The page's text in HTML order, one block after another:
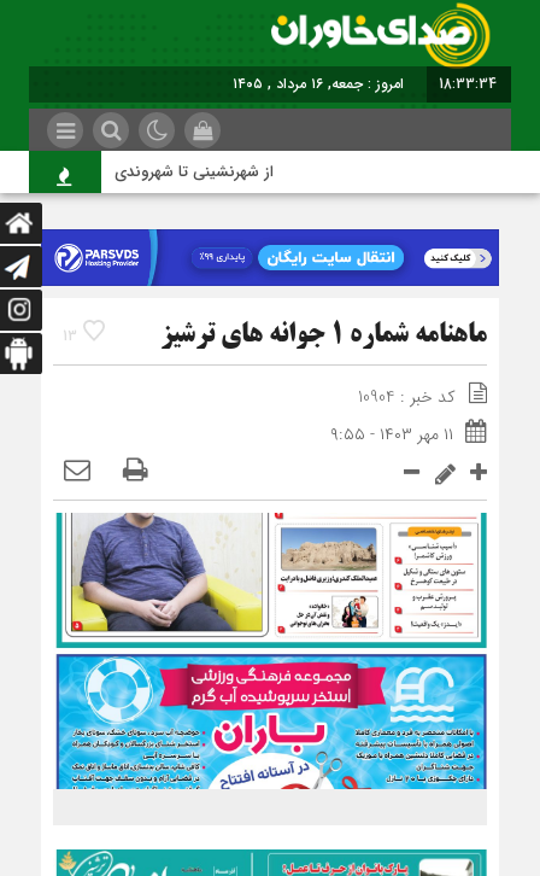
18:33:35 امروز : جمعه, ۱۶ مرداد , ۱۴۰۵
از شهرنشینی تا شهروندی
13 ماهنامه شماره 1 جوانه های ترشیز
کد خبر : 10904
۱۱ مهر ۱۴۰۳ - ۹:۵۵